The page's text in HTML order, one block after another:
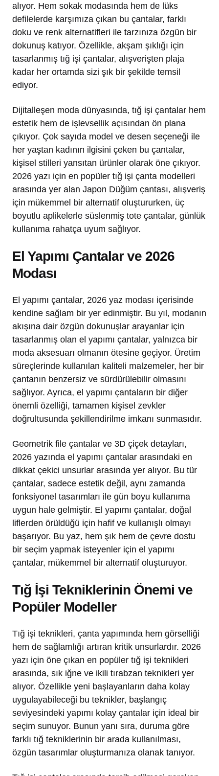
alıyor. Hem sokak modasında hem de lüks
defilelerde karşımıza çıkan bu çantalar, farklı
doku ve renk alternatifleri ile tarzınıza özgün bir
dokunuş katıyor. Özellikle, akşam şıklığı için
tasarlanmış tığ işi çantalar, alışverişten plaja
kadar her ortamda sizi şık bir şekilde temsil
ediyor.
Dijitalleşen moda dünyasında, tığ işi çantalar hem
estetik hem de işlevsellik açısından ön plana
çıkıyor. Çok sayıda model ve desen seçeneği ile
her yaştan kadının ilgisini çeken bu çantalar,
kişisel stilleri yansıtan ürünler olarak öne çıkıyor.
2026 yazı için en popüler tığ işi çanta modelleri
arasında yer alan Japon Düğüm çantası, alışveriş
için mükemmel bir alternatif oluştururken, üç
boyutlu aplikelerle süslenmiş tote çantalar, günlük
kullanıma rahatça uyum sağlıyor.
El Yapımı Çantalar ve 2026
Modası
El yapımı çantalar, 2026 yaz modası içerisinde
kendine sağlam bir yer edinmiştir. Bu yıl, modanın
akışına dair özgün dokunuşlar arayanlar için
tasarlanmış olan el yapımı çantalar, yalnızca bir
moda aksesuarı olmanın ötesine geçiyor. Üretim
süreçlerinde kullanılan kaliteli malzemeler, her bir
çantanın benzersiz ve sürdürülebilir olmasını
sağlıyor. Ayrıca, el yapımı çantaların bir diğer
önemli özelliği, tamamen kişisel zevkler
doğrultusunda şekillendirilme imkanı sunmasıdır.
Geometrik file çantalar ve 3D çiçek detayları,
2026 yazında el yapımı çantalar arasındaki en
dikkat çekici unsurlar arasında yer alıyor. Bu tür
çantalar, sadece estetik değil, aynı zamanda
fonksiyonel tasarımları ile gün boyu kullanıma
uygun hale gelmiştir. El yapımı çantalar, doğal
liflerden örüldüğü için hafif ve kullanışlı olmayı
başarıyor. Bu yaz, hem şık hem de çevre dostu
bir seçim yapmak isteyenler için el yapımı
çantalar, mükemmel bir alternatif oluşturuyor.
Tığ İşi Tekniklerinin Önemi ve
Popüler Modeller
Tığ işi teknikleri, çanta yapımında hem görselliği
hem de sağlamlığı artıran kritik unsurlardır. 2026
yazı için öne çıkan en popüler tığ işi teknikleri
arasında, sık iğne ve ikili tırabzan teknikleri yer
alıyor. Özellikle yeni başlayanların daha kolay
uygulayabileceği bu teknikler, başlangıç
seviyesindeki yapımı kolay çantalar için ideal bir
seçim sunuyor. Bunun yanı sıra, duruma göre
farklı tığ tekniklerinin bir arada kullanılması,
özgün tasarımlar oluşturmanıza olanak tanıyor.